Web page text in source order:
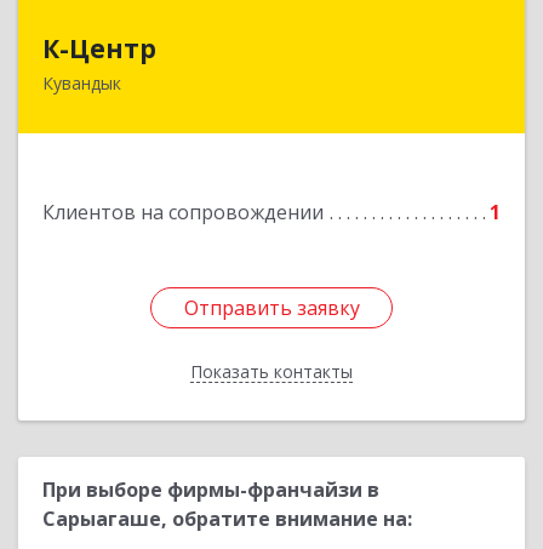
К-Центр
Кувандык
Клиентов на сопровождении 1
Отправить заявку
Показать контакты
462243, Оренбургская обл, Кувандыкский р-н,
Отправить заявку
Назад
При выборе фирмы-франчайзи в
Сарыагаше, обратите внимание на: